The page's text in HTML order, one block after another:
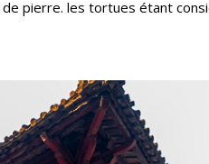
pierre. les tortues étant